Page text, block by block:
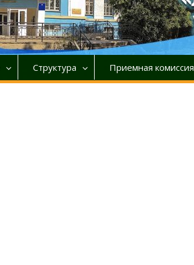
Структура Приемная комиссия